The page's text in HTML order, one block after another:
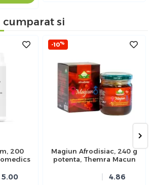
si
200
5.00
-10%
Magiun Afrodisiac, 240 g
potenta, Themra Macun
4.86